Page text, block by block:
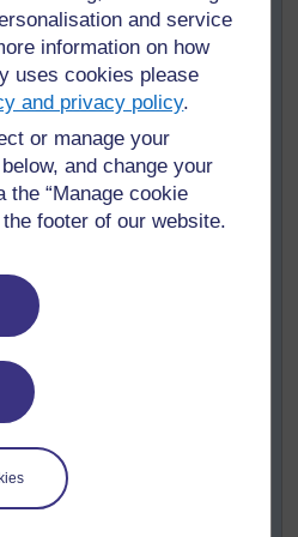
and service
information on how
uses cookies please
and privacy policy.
or manage your
and change your
the “Manage cookie
footer of our website.
taille peut sauter plus loin
»
accès à un mètre, une règle
la distance - une ficelle
Parlez avec eux de la
répondre à la question et
processus à suivre. Par
du groupe
en l’adossant contre
que vous avez dessinée sur
debout : l’élève est
saut à l’aide d’un mètre ou